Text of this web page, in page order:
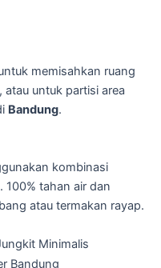
memisahkan ruang
untuk partisi area
Bandung.
kombinasi
100% tahan air dan
atau termakan rayap.